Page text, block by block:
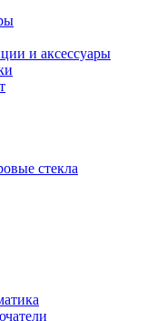
и аксессуары
стекла